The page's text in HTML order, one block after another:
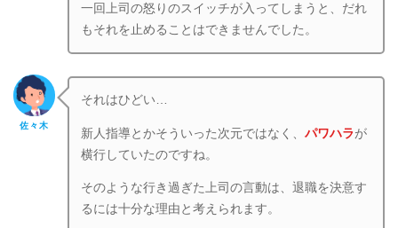
一回上司の怒りのスイッチが入ってしまうと、だれ
もそれを止めることはできませんでした。
佐々木
それはひどい…
新人指導とかそういった次元ではなく、パワハラ が
横行していたのですね。
そのような行き過ぎた上司の言動は、退職を決意す
るには十分な理由と考えられます。